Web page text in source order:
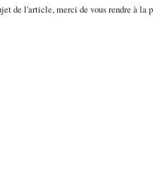
de l'article, merci de vous rendre à la